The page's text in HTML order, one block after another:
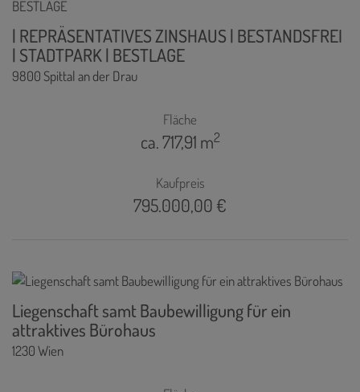
| REPRÄSENTATIVES ZINSHAUS | BESTANDSFREI
| STADTPARK | BESTLAGE
9800 Spittal an der Drau
Fläche
ca. 717,91 m2
Kaufpreis
795.000,00 €
Liegenschaft samt Baubewilligung für ein
attraktives Bürohaus
1230 Wien